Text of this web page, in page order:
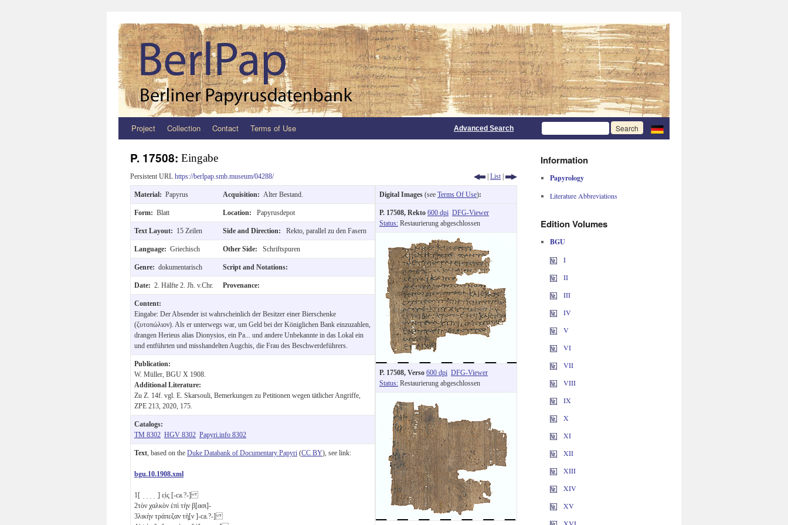
Zum
springen
Project Collection Contact Terms of Use Advanced Search
P. 17508: Eingabe
Persistent URL https://berlpap.smb.museum/04288/ | List |
Material: Papyrus Acquisition: Alter Bestand.
Form: Blatt Location: Papyrusdepot
Text Layout: 15 Zeilen Side and Direction: Rekto, parallel zu den Fasern
Language: Griechisch Other Side: Schriftspuren
Genre: dokumentarisch Script and Notations:
Date: 2. Hälfte 2. Jh. v.Chr. Provenance:
Content:
Eingabe: Der Absender ist wahrscheinlich der Besitzer einer Bierschenke
(ζυτοπώλιον). Als er unterwegs war, um Geld bei der Königlichen Bank einzuzahlen,
drangen Herieus alias Dionysios, ein Pa... und andere Unbekannte in das Lokal ein
und entführten und misshandelten Augchis, die Frau des Beschwerdeführers.
Publication:
W. Müller, BGU X 1908.
Additional Literature:
Zu Z. 14f. vgl. E. Skarsouli, Bemerkungen zu Petitionen wegen tätlicher Angriffe,
ZPE 213, 2020, 175.
Catalogs:
TM 8302 HGV 8302 Papyri.info 8302
Text , based on the Duke Databank of Documentary Papyri (CC BY), see link:
bgu.10.1908.xml
1 [ ̣ ̣ ̣ ̣ ̣] ε̣ἰς̣ [-ca.?-]
2τὸν χαλκὸν ἐπὶ τὴ̣ν β̣[ασι]-
3λικὴν τράπεζαν τὴ̣[ν ]-ca.?-]
Digital Images (see Terms Of Use):
P. 17508, Rekto 600 dpi DFG-Viewer
Status: Restaurierung abgeschlossen
P. 17508, Verso 600 dpi DFG-Viewer
Status: Restaurierung abgeschlossen
Information
Papyrology
Literature Abbreviations
Edition Volumes
BGU
I
II
III
IV
V
VI
VII
VIII
IX
X
XI
XII
XIII
XIV
XV